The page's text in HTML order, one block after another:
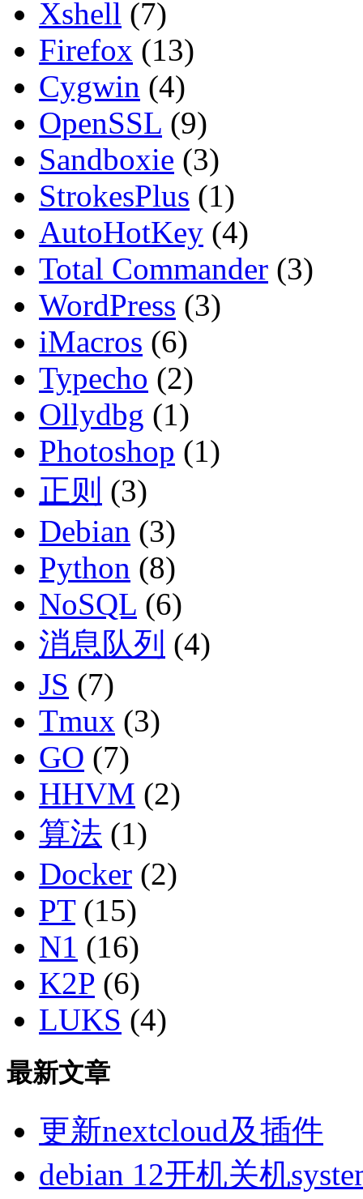
Xshell (7)
Firefox (13)
Cygwin (4)
OpenSSL (9)
Sandboxie (3)
StrokesPlus (1)
AutoHotKey (4)
Total Commander (3)
WordPress (3)
iMacros (6)
Typecho (2)
Ollydbg (1)
Photoshop (1)
正则 (3)
Debian (3)
Python (8)
NoSQL (6)
消息队列 (4)
JS (7)
Tmux (3)
GO (7)
HHVM (2)
算法 (1)
Docker (2)
PT(15)
N1 (16)
K2P (6)
LUKS (4)
最新文章
更新nextcloud及插件
debian 12开机关机